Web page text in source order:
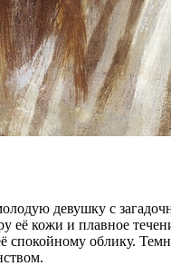
девушку с
её кожи и плавное
облику.